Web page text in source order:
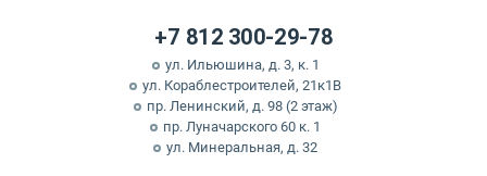
+7 812 300-29-78
ул. Ильюшина, д. 3, к. 1
ул. Кораблестроителей, 21к1В
пр. Ленинский, д. 98 (2 этаж)
пр. Луначарского 60 к. 1
ул. Минеральная, д. 32